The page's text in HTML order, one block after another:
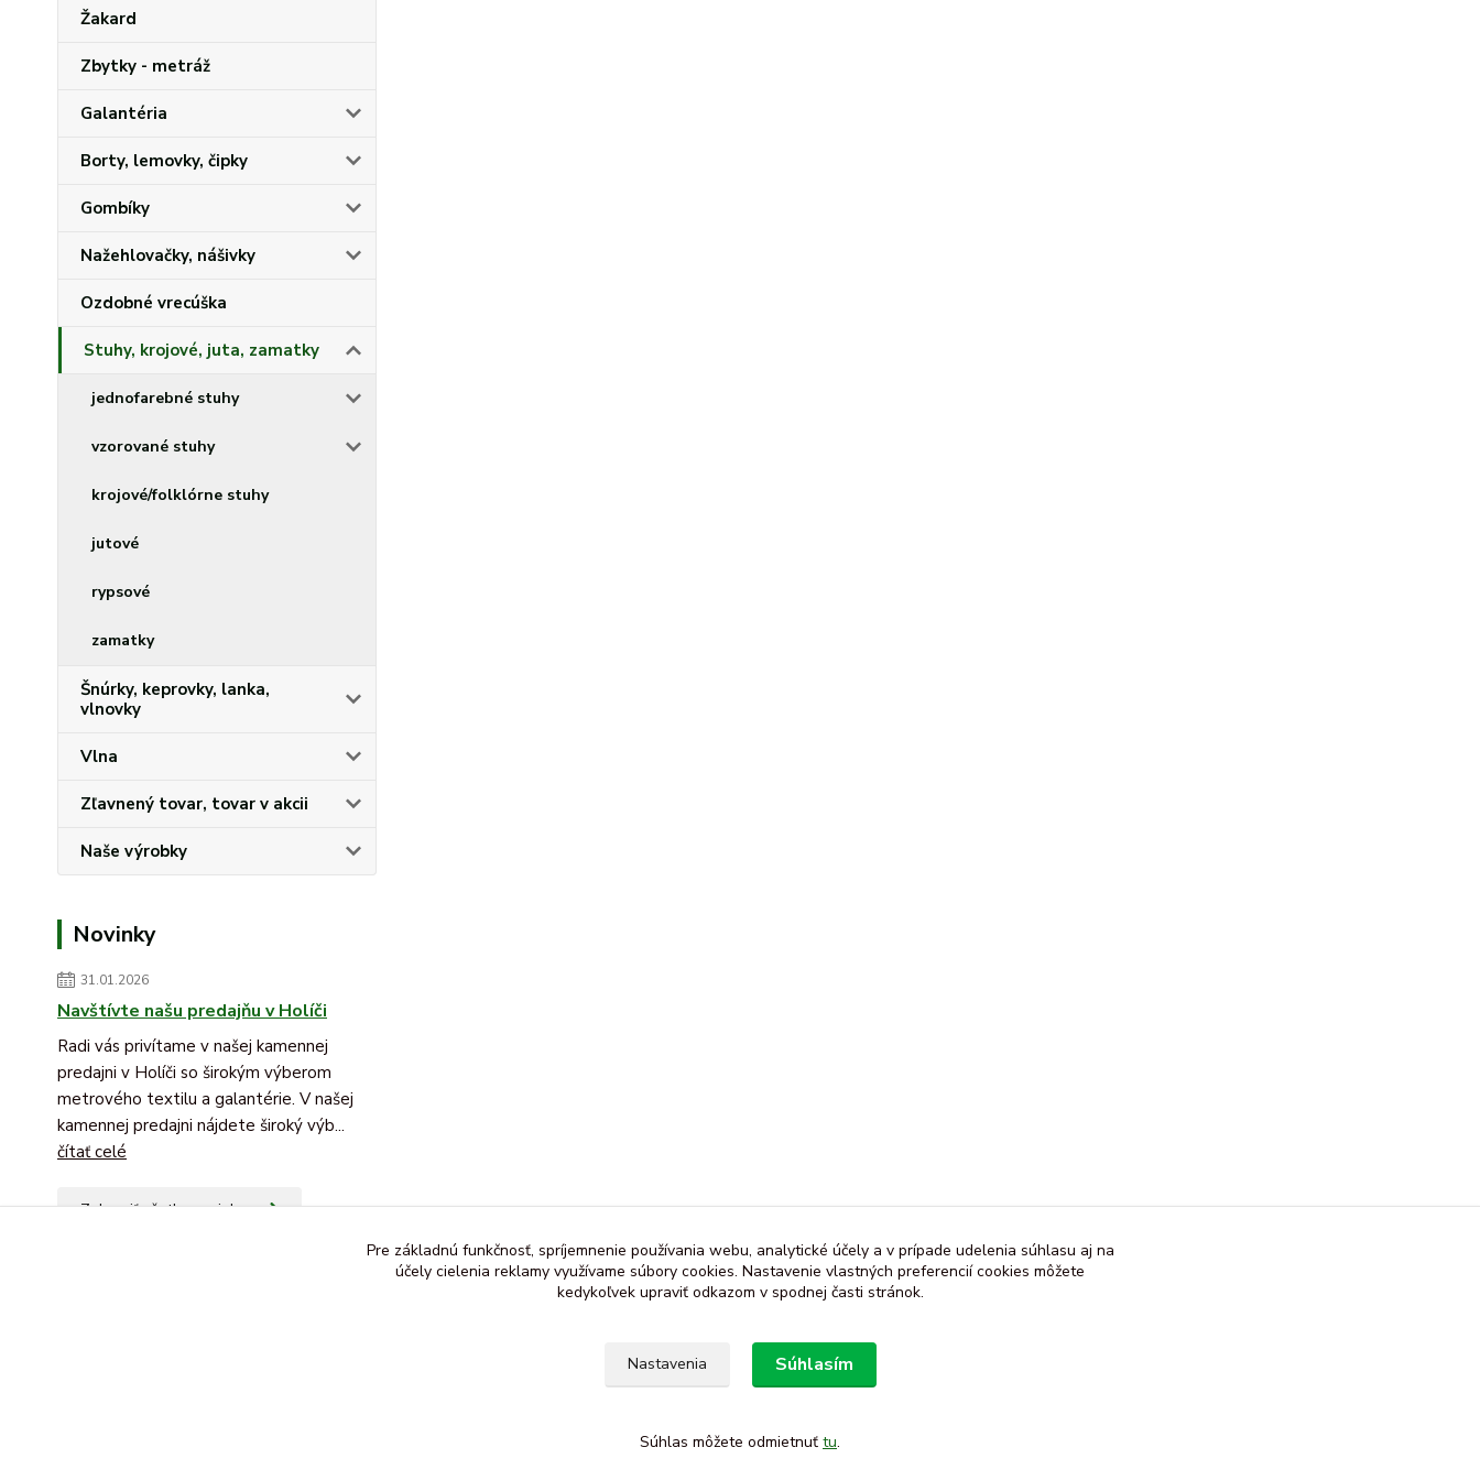
Žakard
Zbytky - metráž
Galantéria
Borty, lemovky, čipky
Gombíky
Nažehlovačky, nášivky
Ozdobné vrecúška
Stuhy, krojové, juta, zamatky
jednofarebné stuhy
vzorované stuhy
krojové/folklórne stuhy
jutové
rypsové
zamatky
Šnúrky, keprovky, lanka,
vlnovky
Vlna
Zľavnený tovar, tovar v akcii
Naše výrobky
Novinky
31.01.2026
Navštívte našu predajňu v Holíči
Radi vás privítame v našej kamennej
predajni v Holíči so širokým výberom
metrového textilu a galantérie. V našej
kamennej predajni nájdete široký výb...
čítať celé
Zobraziť všetky novinky
Pre základnú funkčnosť, spríjemnenie používania webu, analytické účely a v prípade udelenia súhlasu aj na
účely cielenia reklamy využívame súbory cookies. Nastavenie vlastných preferencií cookies môžete
kedykoľvek upraviť odkazom v spodnej časti stránok.
Nastavenia Súhlasím
Súhlas môžete odmietnuť tu.